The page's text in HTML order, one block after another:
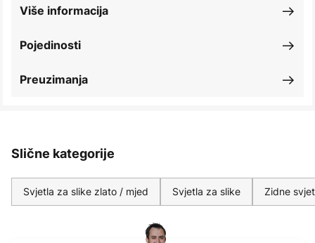
Pojedinosti
Više informacija
Preuzimanja
Slične kategorije
Svjetla za slike zlato / mjed Svjetla za slike Zidne